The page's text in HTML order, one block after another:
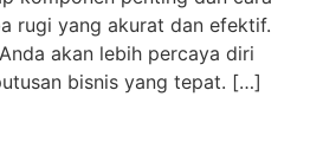
rugi yang akurat dan efektif.
akan lebih percaya diri
bisnis yang tepat. […]